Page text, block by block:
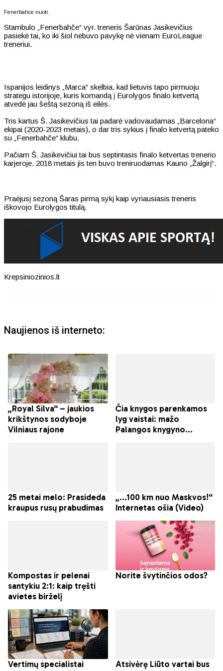
Fenerbahce nuotr.
Stambulo „Fenerbahče“ vyr. treneris Šarūnas Jasikevičius
pasiekė tai, ko iki šiol nebuvo pavykę nė vienam EuroLeague
treneriui.
Ispanijos leidinys „Marca“ skelbia, kad lietuvis tapo pirmuoju
strategu istorijoje, kuris komandą į Eurolygos finalo ketvertą
atvedė jau šeštą sezoną iš eilės.
Tris kartus Š. Jasikevičius tai padarė vadovaudamas „Barcelona“
ekipai (2020-2023 metais), o dar tris sykius į finalo ketvertą pateko
su „Fenerbahče“ klubu.
Pačiam Š. Jasikevičiui tai bus septintasis finalo ketvertas trenerio
karjeroje. 2018 metais jis ten buvo treniruodamas Kauno „Žalgirį“.
Praėjusį sezoną Šaras pirmą sykį kaip vyriausiasis treneris
iškovojo Eurolygos titulą.
Krepsiniozinios.lt
Naujienos iš interneto: